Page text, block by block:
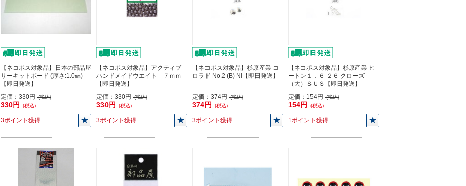
【ネコポス対象品】日本の部品屋
サーキットボード (厚さ:1.0㎜)
【即日発送】
定価：330円 (税込)
330円 (税込)
3ポイント獲得
【ネコポス対象品】アクティブ
ハンドメイドウエイト ７ｍｍ
【即日発送】
定価：330円 (税込)
330円 (税込)
3ポイント獲得
【ネコポス対象品】杉原産業 コ
ロラド No.2 (B) Ni【即日発送】
定価：374円 (税込)
374円 (税込)
3ポイント獲得
【ネコポス対象品】杉原産業 ヒ
ートン１．６-２６ クローズ
（大）ＳＵＳ【即日発送】
定価：154円 (税込)
154円 (税込)
1ポイント獲得